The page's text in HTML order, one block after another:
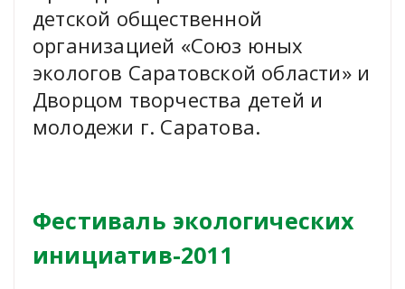
детской общественной
организацией «Союз юных
экологов Саратовской области» и
Дворцом творчества детей и
молодежи г. Саратова.
Фестиваль экологических
инициатив-2011